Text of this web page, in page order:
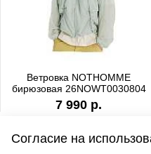
Ветровка NOTHOMME
бирюзовая 26NOWT0030804
7 990 р.
Согласие на